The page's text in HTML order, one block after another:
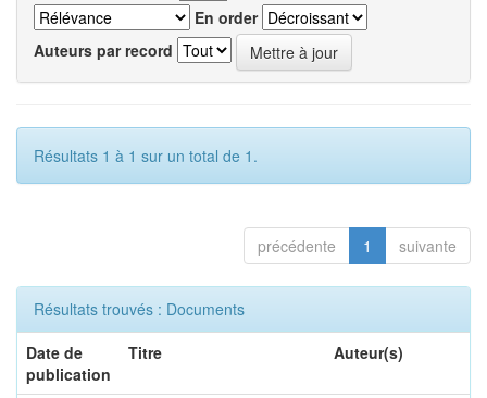
En order
Auteurs par record
Résultats 1 à 1 sur un total de 1.
précédente 1 suivante
Résultats trouvés : Documents
Date de
publication
Titre Auteur(s)